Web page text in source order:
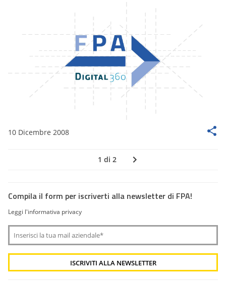
10 Dicembre 2008
1 di 2
Compila il form per iscriverti alla newsletter di FPA!
Leggi l'informativa privacy